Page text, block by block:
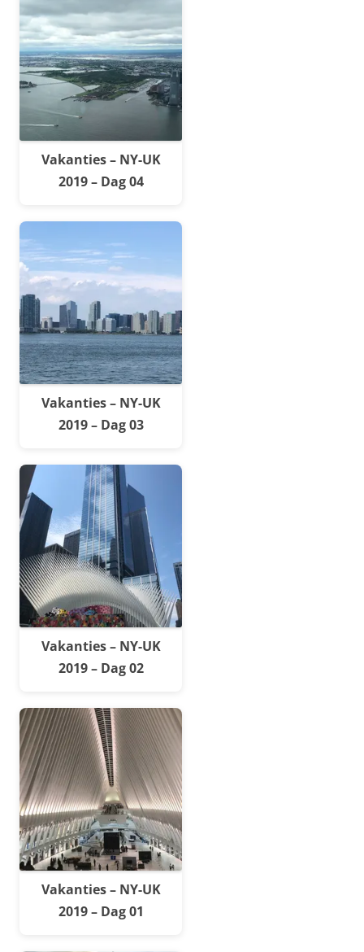
Vakanties – NY-UK
2019 – Dag 04
Vakanties – NY-UK
2019 – Dag 03
Vakanties – NY-UK
2019 – Dag 02
Vakanties – NY-UK
2019 – Dag 01